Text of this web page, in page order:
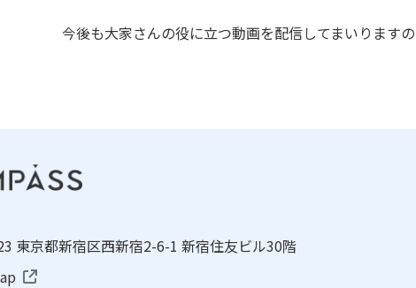
今後も大家さんの役に立つ動画を配信してまいります
東京都新宿区西新宿2-6-1 新宿住友ビル30階